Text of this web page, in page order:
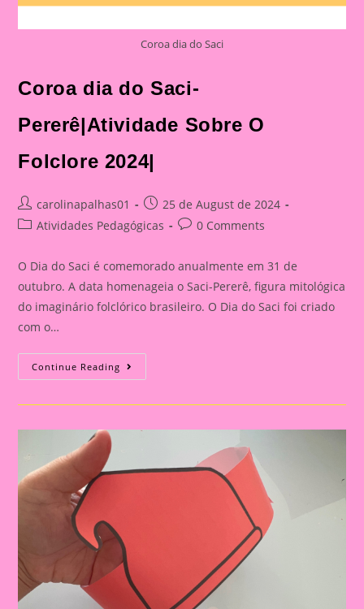
Coroa dia do Saci
Coroa dia do Saci-
Pererê|Atividade Sobre O
Folclore 2024|
Post
author:
carolinapalhas01
Post
published:
25 de August de 2024
PostAtividades Pedagógicas
Post0 Comments
O Dia do Saci é comemorado anualmente em 31 de
outubro. A data homenageia o Saci-Pererê, figura mitológica
do imaginário folclórico brasileiro. O Dia do Saci foi criado
com o…
Continue Reading Coroa
Dia
Saci-
O